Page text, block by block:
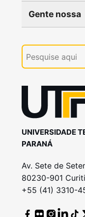
Gente nossa
UNIVERSIDADE
PARANÁ
Av. Sete de
80230-901
+55 (41) 3310-